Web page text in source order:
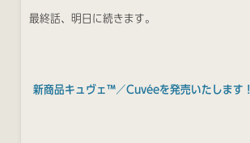
最終話、明日に続きます。
新商品キュヴェ™／Cuvéeを発売いたします